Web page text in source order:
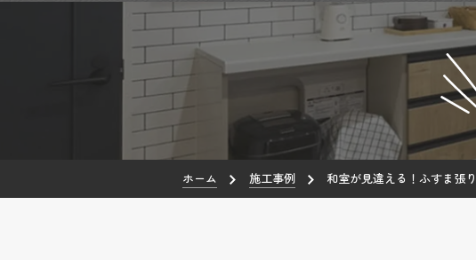
ホーム 施工事例 和室が見違える！ふすま張